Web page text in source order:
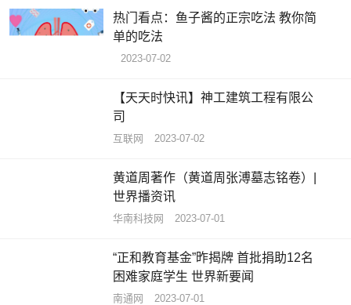
热门看点：鱼子酱的正宗吃法 教你简
单的吃法
2023-07-02
【天天时快讯】神工建筑工程有限公
司
互联网 2023-07-02
黄道周著作（黄道周张溥墓志铭卷）|
世界播资讯
华南科技网 2023-07-01
“正和教育基金”昨揭牌 首批捐助12名
困难家庭学生 世界新要闻
南通网 2023-07-01